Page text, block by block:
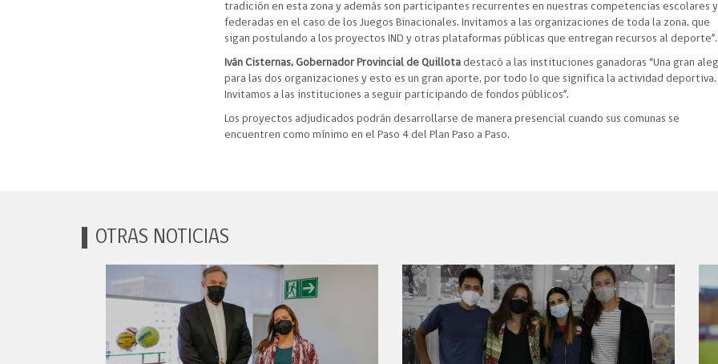
tradición en esta zona y además son participantes recurrentes en nuestras competencias escolares y
federadas en el caso de los Juegos Binacionales. Invitamos a las organizaciones de toda la zona, que
sigan postulando a los proyectos IND y otras plataformas públicas que entregan recursos al deporte”.
Iván Cisternas, Gobernador Provincial de Quillota destacó a las instituciones ganadoras “Una gran
para las dos organizaciones y esto es un gran aporte, por todo lo que significa la actividad deportiva.
Invitamos a las instituciones a seguir participando de fondos públicos”.
Los proyectos adjudicados podrán desarrollarse de manera presencial cuando sus comunas se
encuentren como mínimo en el Paso 4 del Plan Paso a Paso.
OTRAS NOTICIAS